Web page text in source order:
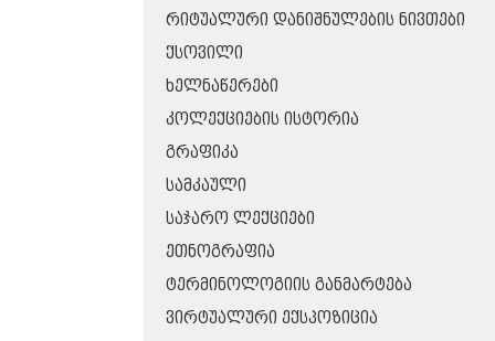
ᲠᲘᲢᲣᲐᲚᲣᲠᲘ ᲓᲐᲜᲘᲨᲜᲣᲚᲔᲑᲘᲡ ᲜᲘᲕᲗᲔᲑᲘ
ᲥᲡᲝᲕᲘᲚᲘ
ᲮᲔᲚᲜᲐᲬᲔᲠᲔᲑᲘ
ᲙᲝᲚᲔᲥᲪᲘᲔᲑᲘᲡ ᲘᲡᲢᲝᲠᲘᲐ
ᲒᲠᲐᲤᲘᲙᲐ
ᲡᲐᲛᲙᲐᲣᲚᲘ
ᲡᲐᲯᲐᲠᲝ ᲚᲔᲥᲪᲘᲔᲑᲘ
ᲔᲗᲜᲝᲒᲠᲐᲤᲘᲐ
ᲢᲔᲠᲛᲘᲜᲝᲚᲝᲒᲘᲘᲡ ᲒᲐᲜᲛᲐᲠᲢᲔᲑᲐ
ᲕᲘᲠᲢᲣᲐᲚᲣᲠᲘ ᲔᲥᲡᲞᲝᲖᲘᲪᲘᲐ